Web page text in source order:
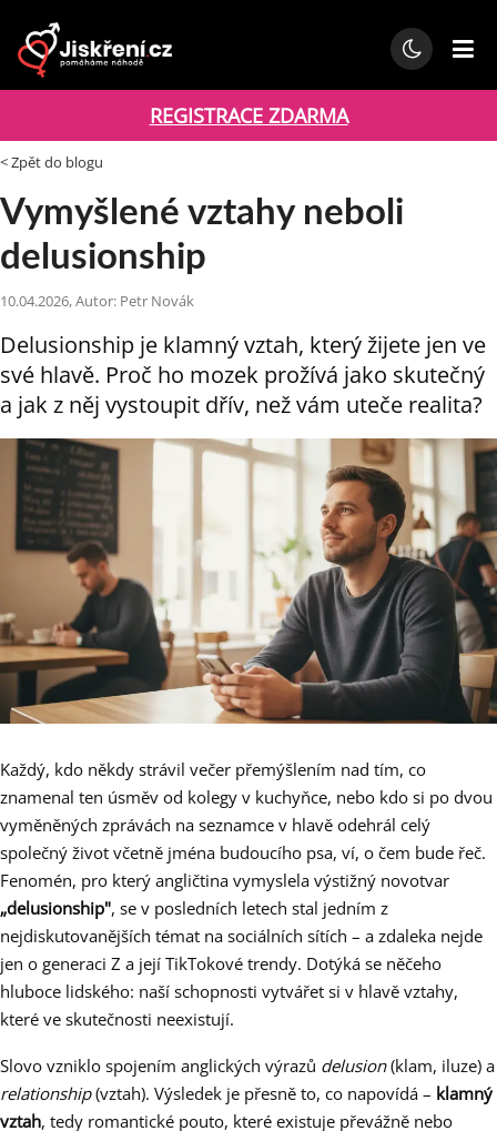
REGISTRACE ZDARMA
< Zpět do blogu
Vymyšlené vztahy neboli
delusionship
10.04.2026, Autor: Petr Novák
Delusionship je klamný vztah, který žijete jen ve
své hlavě. Proč ho mozek prožívá jako skutečný
a jak z něj vystoupit dřív, než vám uteče realita?
Každý, kdo někdy strávil večer přemýšlením nad tím, co
znamenal ten úsměv od kolegy v kuchyňce, nebo kdo si po dvou
vyměněných zprávách na seznamce v hlavě odehrál celý
společný život včetně jména budoucího psa, ví, o čem bude řeč.
Fenomén, pro který angličtina vymyslela výstižný novotvar
„delusionship", se v posledních letech stal jedním z
nejdiskutovanějších témat na sociálních sítích – a zdaleka nejde
jen o generaci Z a její TikTokové trendy. Dotýká se něčeho
hluboce lidského: naší schopnosti vytvářet si v hlavě vztahy,
které ve skutečnosti neexistují.
Slovo vzniklo spojením anglických výrazů delusion(klam, iluze) a
relationship(vztah). Výsledek je přesně to, co napovídá – klamný
vztah, tedy romantické pouto, které existuje převážně nebo